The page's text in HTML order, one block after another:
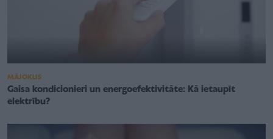
MĀJOKLIS
Gaisa kondicionieri un energoefektivitāte: Kā ietaupīt
elektrību?